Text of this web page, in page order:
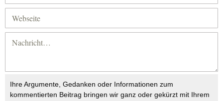
Ihre Argumente, Gedanken oder Informationen zum
kommentierten Beitrag bringen wir ganz oder gekürzt mit Ihrem